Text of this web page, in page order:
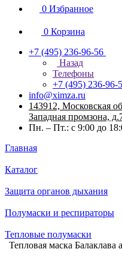
0 Избранное
0 Корзина
+7 (495) 236-96-56
Назад
Телефоны
+7 (495) 236-96-
info@ximza.ru
143912, Московская
Западная промзона,
Пн. – Пт.: с 9:00 до
Главная
Каталог
Защита органов дыхания
Полумаски и респираторы
Тепловые полумаски
Тепловая маска